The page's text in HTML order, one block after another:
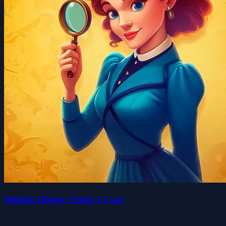
Hidden Object: Emily's Case